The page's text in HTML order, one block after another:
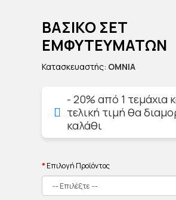
ΒΑΣΙΚΟ ΣΕΤ
ΕΜΦΥΤΕΥΜΑΤΩΝ
Κατασκευαστής: OMNIA
- 20% από 1 τεμάχια
τελική τιμή θα
καλάθι
Επιλογή Προϊόντος